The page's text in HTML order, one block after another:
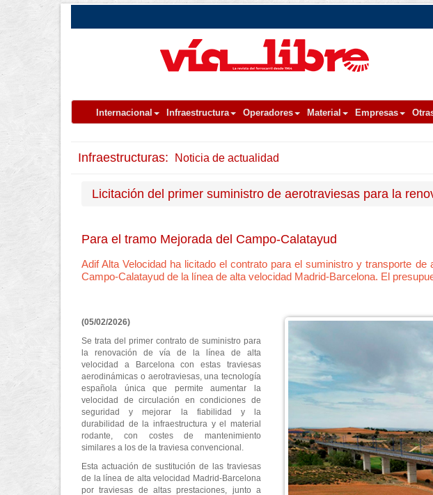
Internacional Infraestructura Operadores Material Empresas
Infraestructuras: Noticia de actualidad
Licitación del primer suministro de aerotraviesas para la
Para el tramo Mejorada del Campo-Calatayud
Adif Alta Velocidad ha licitado el contrato para el suministro y transporte
Campo-Calatayud de la línea de alta velocidad Madrid-Barcelona. El
(05/02/2026)
Se trata del primer contrato de suministro para
la renovación de vía de la línea de alta
velocidad a Barcelona con estas traviesas
aerodinámicas o aerotraviesas, una tecnología
española única que permite aumentar la
velocidad de circulación en condiciones de
seguridad y mejorar la fiabilidad y la
durabilidad de la infraestructura y el material
rodante, con costes de mantenimiento
similares a los de la traviesa convencional.
Esta actuación de sustitución de las traviesas
de la línea de alta velocidad Madrid-Barcelona
por traviesas de altas prestaciones, junto a